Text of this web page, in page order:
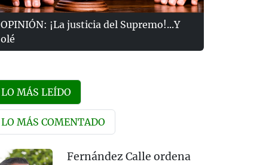
OPINIÓN: ¡La justicia del Supremo!...Y
olé
LO MÁS LEÍDO
LO MÁS COMENTADO
Fernández Calle ordena